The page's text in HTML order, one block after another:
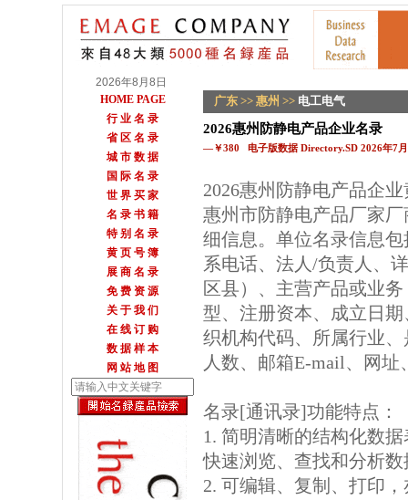
2026年8月8日
HOME PAGE
行 业 名 录
省 区 名 录
城 市 数 据
国 际 名 录
世 界 买 家
名 录 书 籍
特 别 名 录
黄 页 号 簿
展 商 名 录
免 费 资 源
关 于 我 们
在 线 订 购
数 据 样 本
网 站 地 图
广东 >> 惠州 >> 电工电气
2026惠州防静电产品企业名录
—￥380 电子版数据 Directory.SD 2026年7
2026惠州防静电产品企
惠州市防静电产品厂家
细信息。单位名录信息
系电话、法人/负责人、
区县）、主营产品或业
型、注册资本、成立日
织机构代码、所属行业
人数、邮箱E-mail、网址
名录[通讯录]功能特点：
1. 简明清晰的结构化数
快速浏览、查找和分析数
2. 可编辑、复制、打印